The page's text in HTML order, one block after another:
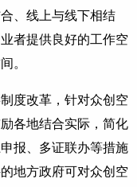
、线上与线下相结
者提供良好的工作空
。
度改革，针对众创空
各地结合实际，简化
报、多证联办等措施
地方政府可对众创空